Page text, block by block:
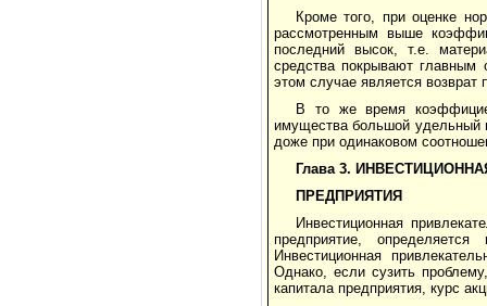
Кроме того, при оценке
рассмотренным выше
последний высок, т.е.
средства покрывают главным
этом случае является возврат
В то же время
имущества большой удельный
доже при одинаковом
Глава 3.
ПРЕДПРИЯТИЯ
Инвестиционная
предприятие,
Инвестиционная
Однако, если сузить
капитала предприятия, курс